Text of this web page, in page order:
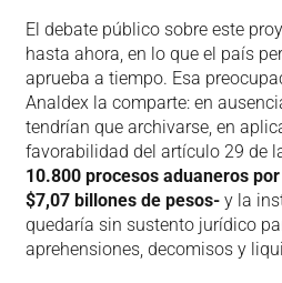
El debate público sobre este
hasta ahora, en lo que el país
aprueba a tiempo. Esa
Analdex la comparte: en
tendrían que archivarse, en
favorabilidad del artículo 29 de
10.800 procesos aduaneros
$7,07 billones de pesos­­-y la
quedaría sin sustento jurídico
aprehensiones, decomisos y